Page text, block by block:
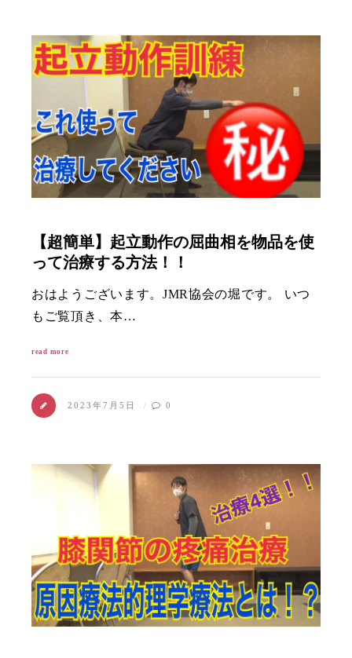
【超簡単】起立動作の屈曲相を物品を使
って治療する方法！！
おはようございます。JMR協会の堀です。 いつ
もご覧頂き、本…
read more
2023年7月5日 0